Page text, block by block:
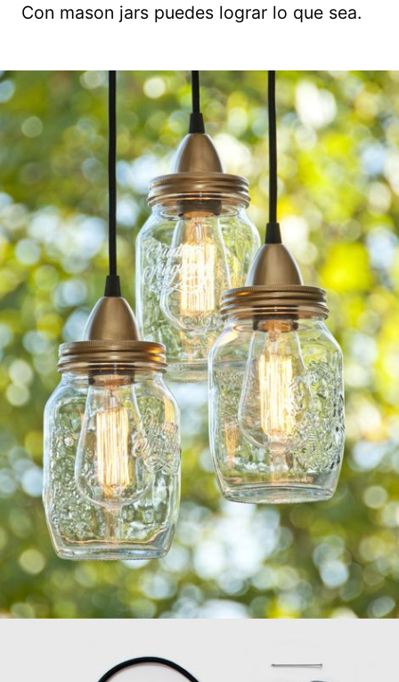
Con mason jars puedes lograr lo que sea.